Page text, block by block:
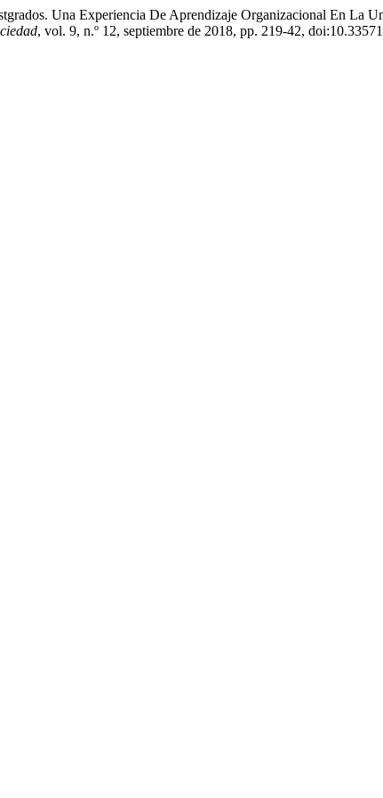
Una Experiencia De Aprendizaje Organizacional En La
, vol. 9, n.º 12, septiembre de 2018, pp. 219-42,